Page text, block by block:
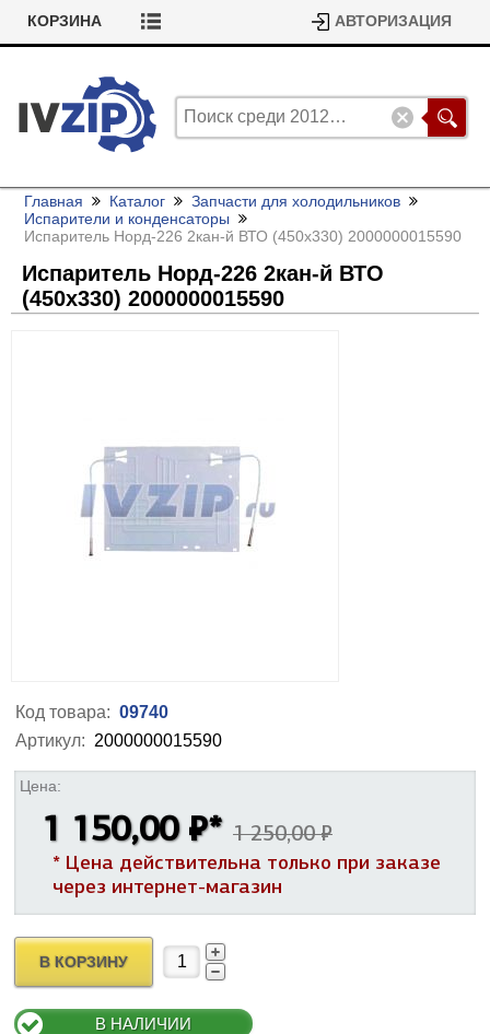
КОРЗИНА АВТОРИЗАЦИЯ
Главная Каталог
Запчасти для холодильников
Испарители и конденсаторы
Испаритель Норд-226 2кан-й ВТО (450х330) 2000000015590
Испаритель Норд-226 2кан-й ВТО
(450х330) 2000000015590
Код товара: 09740
Артикул: 2000000015590
Цена:
1 150,00 ₽* 1 250,00 ₽
* Цена действительна только при заказе
через интернет-магазин
В КОРЗИНУ
В НАЛИЧИИ